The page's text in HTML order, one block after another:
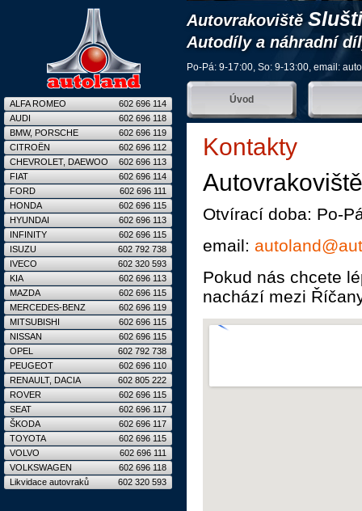
Autovrakoviště
Autodíly a náhradní
Po-Pá: 9-17:00, So: 9-13:00, email:
Úvod
Kontakty
Otvírací doba: Po-
email:
Pokud nás chcete
nachází mezi
ALFA ROMEO
602 696 114
AUDI
602 696 118
BMW, PORSCHE
602 696 119
CITROËN
602 696 112
CHEVROLET, DAEWOO
602 696 113
FIAT
602 696 114
FORD
602 696 111
HONDA
602 696 115
HYUNDAI
602 696 113
INFINITY
602 696 115
ISUZU
602 792 738
IVECO
602 320 593
KIA
602 696 113
MAZDA
602 696 115
MERCEDES-BENZ
602 696 119
MITSUBISHI
602 696 115
NISSAN
602 696 115
OPEL
602 792 738
PEUGEOT
602 696 110
RENAULT, DACIA
602 805 222
ROVER
602 696 115
SEAT
602 696 117
ŠKODA
602 696 117
TOYOTA
602 696 115
VOLVO
602 696 111
VOLKSWAGEN
602 696 118
Likvidace autovraků
602 320 593